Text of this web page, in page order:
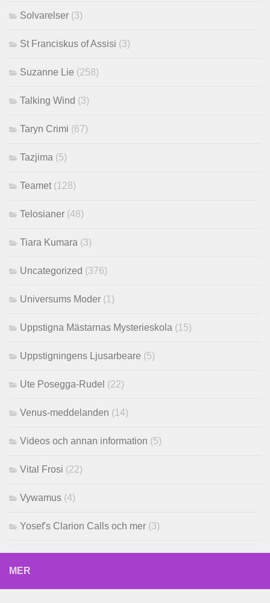
Solvarelser (3)
St Franciskus of Assisi (3)
Suzanne Lie (258)
Talking Wind (3)
Taryn Crimi (67)
Tazjima (5)
Teamet (128)
Telosianer (48)
Tiara Kumara (3)
Uncategorized (376)
Universums Moder (1)
Uppstigna Mästarnas Mysterieskola (15)
Uppstigningens Ljusarbeare (5)
Ute Posegga-Rudel (22)
Venus-meddelanden (14)
Videos och annan information (5)
Vital Frosi (22)
Vywamus (4)
Yosef's Clarion Calls och mer (3)
MER